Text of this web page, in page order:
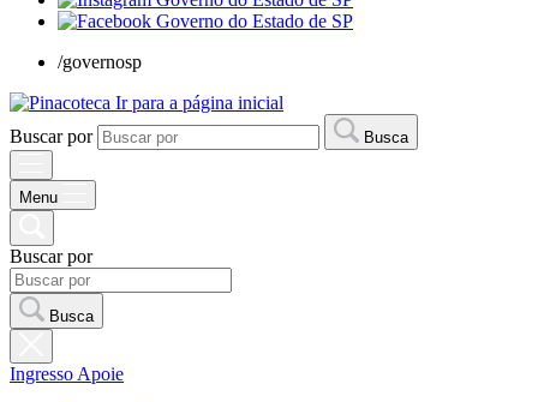
/governosp
Ir para a página inicial
Buscar por
Busca
Menu
Buscar por
Busca
Ingresso Apoie